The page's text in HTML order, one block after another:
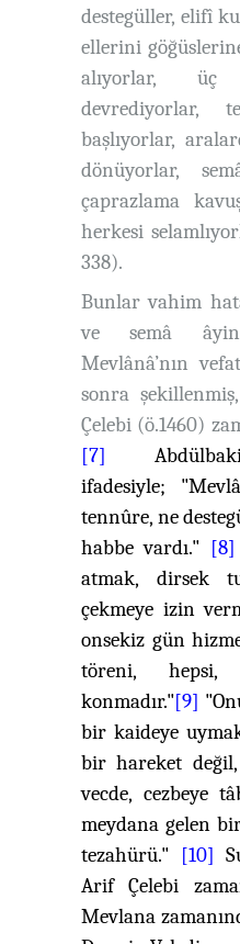
destegüller, elifî
ellerini
alıyorlar, üç
devrediyorlar,
başlıyorlar,
dönüyorlar,
çaprazlama
herkesi
338).
Bunlar vahim
ve semâ
Mevlânâ’nın
sonra
Çelebi (ö.1460)
[7]
ifadesiyle;
tennûre, ne
habbe vardı." [8]
atmak, dirsek
çekmeye izin
onsekiz gün
töreni, hepsi,
konmadır."[9]
bir kaideye
bir hareket
vecde, cezbeye
meydana gelen
tezahürü." [10]
Arif Çelebi
Mevlana